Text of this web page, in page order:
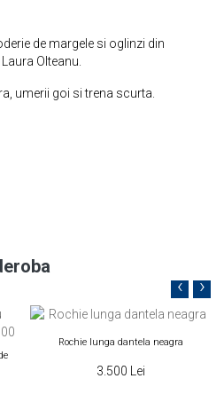
de margele si oglinzi din
Olteanu.
umerii goi si trena scurta.
Rochie lunga dantela neagra
3.500 Lei
‹ ›